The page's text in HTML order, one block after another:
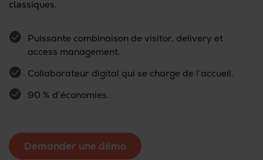
classiques.
Puissante combinaison de visitor, delivery et
access management.
Collaborateur digital qui se charge de l’accueil.
90 % d’économies.
Demander une démo